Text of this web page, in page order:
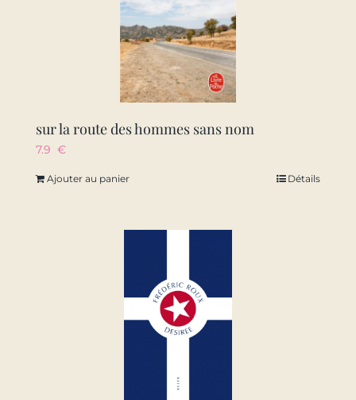
sur la route des hommes sans nom
7.9 €
Ajouter au panier Détails